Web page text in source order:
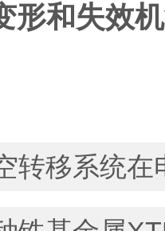
形和失效
转移系统在